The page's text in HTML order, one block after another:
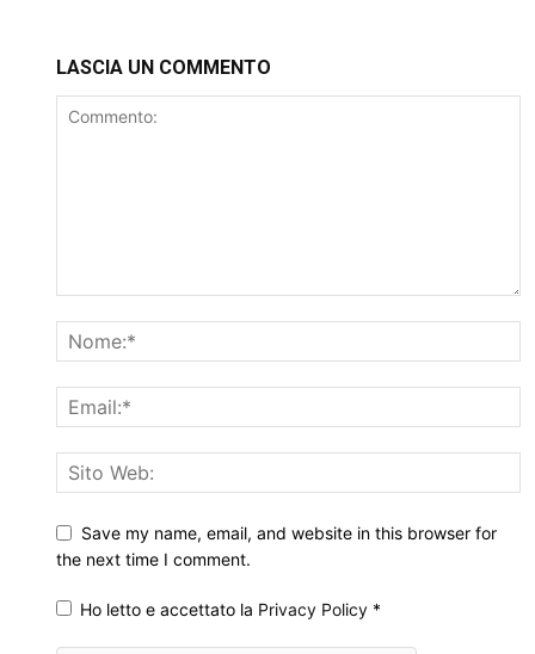
LASCIA UN COMMENTO
Save my name, email, and website in this browser for
the next time I comment.
Ho letto e accettato la Privacy Policy *